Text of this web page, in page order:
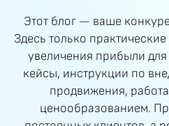
Этот блог — ваше
Здесь только
увеличения прибыли
кейсы, инструкции по
продвижения,
ценообразованием.